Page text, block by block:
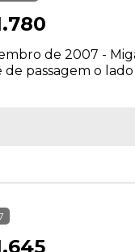
de 2007 -
de passagem o